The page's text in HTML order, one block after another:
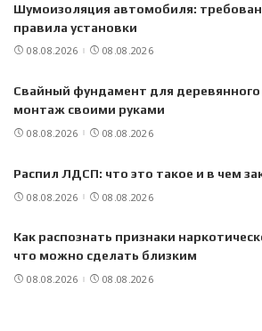
Шумоизоляция автомобиля:
правила установки
08.08.2026 08.08.2026
Свайный фундамент для
монтаж своими руками
08.08.2026 08.08.2026
Распил ЛДСП: что это такое и в чем
08.08.2026 08.08.2026
Как распознать признаки
что можно сделать близким
08.08.2026 08.08.2026